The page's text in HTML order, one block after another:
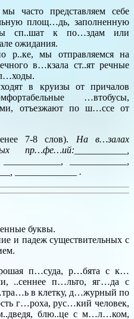
часто представляем себе
площ…дь, заполненную
сп..шат к по…здам или
ожидания.
р..ке, мы отправляемся на
в…кзала ст..ят речные
в круизы от причалов
…втобусы,
отъезжают по ш…ссе от
7-8 слов). На в…залах
пр…фе…ий:___________,
_____________ .
буквы.
и падеж существительных с
п…суда, р…бята с к…
..сеннее п…льто, яг…да с
в клетку, д…журный по
г…роха, рус…кий человек,
блю..це с м…л…ком,